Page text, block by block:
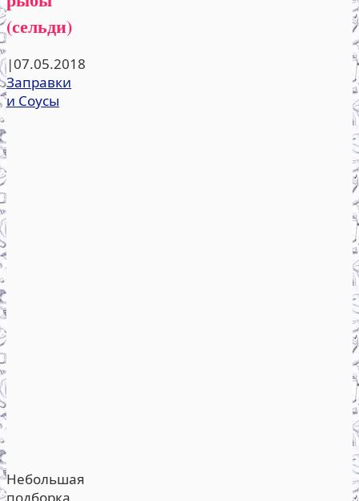
(сельди)
|07.05.2018
Заправки
и Соусы
Небольшая